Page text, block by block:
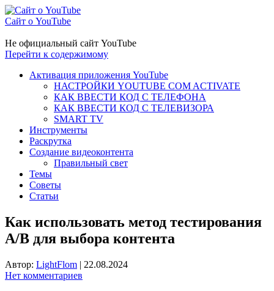
Сайт о YouTube
Не официальный сайт YouTube
Перейти к содержимому
Активация приложения YouTube
НАСТРОЙКИ YOUTUBE COM ACTIVATE
КАК ВВЕСТИ КОД С ТЕЛЕФОНА
КАК ВВЕСТИ КОД С ТЕЛЕВИЗОРА
SMART TV
Инструменты
Раскрутка
Создание видеоконтента
Правильный свет
Темы
Советы
Статьи
Как использовать метод тестирования
A/B для выбора контента
Автор: LightFlom | 22.08.2024
Нет комментариев